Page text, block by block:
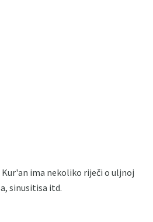
ima nekoliko riječi o uljnoj
sinusitisa itd.